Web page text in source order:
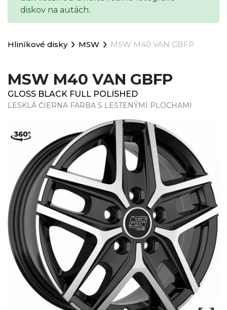
diskov na autách.
Hliníkové disky MSW MSW M40 VAN GBFP
MSW M40 VAN GBFP
GLOSS BLACK FULL POLISHED
LESKLÁ ČIERNA FARBA S LEŠTENÝMI PLOCHAMI